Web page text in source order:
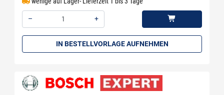
–
+
IN BESTELLVORLAGE AUFNEHMEN